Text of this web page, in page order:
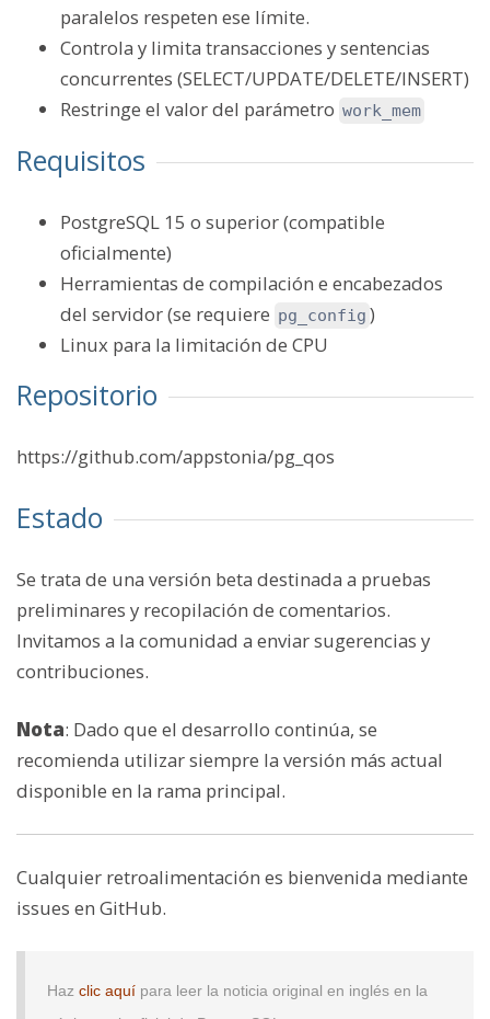
paralelos respeten ese límite.
Controla y limita transacciones y sentencias
concurrentes (SELECT/UPDATE/DELETE/INSERT)
Restringe el valor del parámetro work_mem
Requisitos
PostgreSQL 15 o superior (compatible
oficialmente)
Herramientas de compilación e encabezados
del servidor (se requiere pg_config )
Linux para la limitación de CPU
Repositorio
https://github.com/appstonia/pg_qos
Estado
Se trata de una versión beta destinada a pruebas
preliminares y recopilación de comentarios.
Invitamos a la comunidad a enviar sugerencias y
contribuciones.
Nota: Dado que el desarrollo continúa, se
recomienda utilizar siempre la versión más actual
disponible en la rama principal.
Cualquier retroalimentación es bienvenida mediante
issues en GitHub.
Haz clic aquí para leer la noticia original en inglés en la